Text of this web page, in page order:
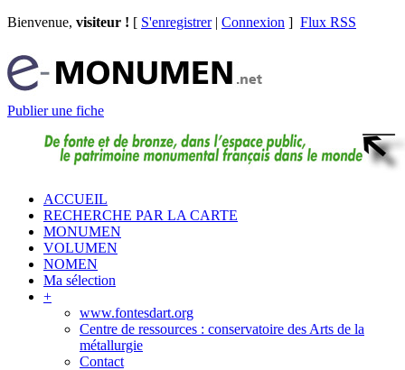
Bienvenue, visiteur ! [ S'enregistrer| Connexion ] Flux RSS
Publier une fiche
ACCUEIL
RECHERCHE PAR LA CARTE
MONUMEN
VOLUMEN
NOMEN
Ma sélection
+
www.fontesdart.org
Centre de ressources : conservatoire des Arts de la
métallurgie
Contact